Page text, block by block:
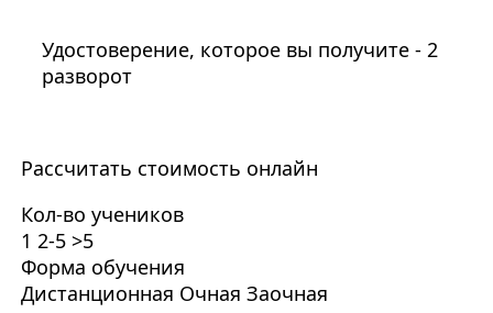
Удостоверение, которое вы получите - 2
разворот
Рассчитать стоимость онлайн
Кол-во учеников
1 2-5 >5
Форма обучения
Дистанционная Очная Заочная